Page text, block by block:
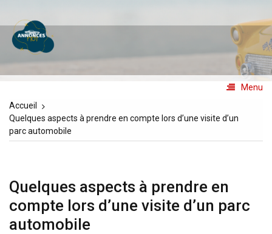
contenu
Annoncesno1
Les annonces N°1
Menu
Accueil
Quelques aspects à prendre en compte lors d’une visite d’un
parc automobile
Quelques aspects à prendre en
compte lors d’une visite d’un parc
automobile